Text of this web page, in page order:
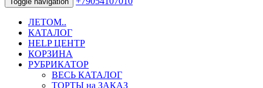
ЛЕТОМ..
КАТАЛОГ
HELP ЦЕНТР
КОРЗИНА
РУБРИКАТОР
ВЕСЬ КАТАЛОГ
ТОРТЫ на ЗАКАЗ